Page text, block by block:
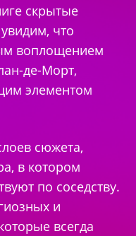
скрытые
что
воплощением
де-Морт,
элементом
сюжета,
в котором
по соседству.
и
всегда